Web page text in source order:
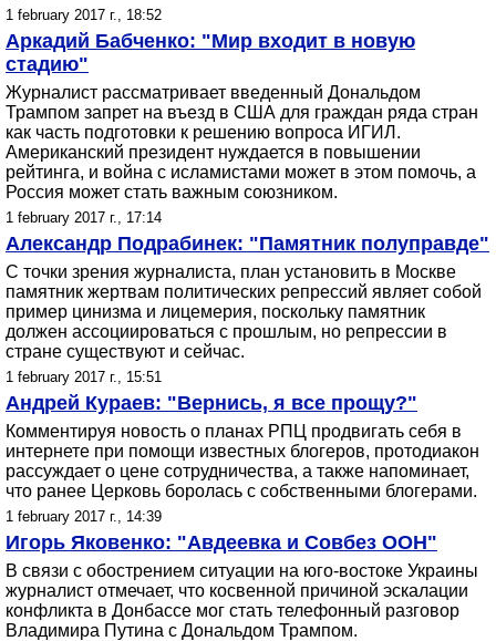
1 february 2017 г., 18:52
Аркадий Бабченко: "Мир входит в новую
стадию"
Журналист рассматривает введенный Дональдом
Трампом запрет на въезд в США для граждан ряда стран
как часть подготовки к решению вопроса ИГИЛ.
Американский президент нуждается в повышении
рейтинга, и война с исламистами может в этом помочь, а
Россия может стать важным союзником.
1 february 2017 г., 17:14
Александр Подрабинек: "Памятник полуправде"
С точки зрения журналиста, план установить в Москве
памятник жертвам политических репрессий являет собой
пример цинизма и лицемерия, поскольку памятник
должен ассоциироваться с прошлым, но репрессии в
стране существуют и сейчас.
1 february 2017 г., 15:51
Андрей Кураев: "Вернись, я все прощу?"
Комментируя новость о планах РПЦ продвигать себя в
интернете при помощи известных блогеров, протодиакон
рассуждает о цене сотрудничества, а также напоминает,
что ранее Церковь боролась с собственными блогерами.
1 february 2017 г., 14:39
Игорь Яковенко: "Авдеевка и Совбез ООН"
В связи с обострением ситуации на юго-востоке Украины
журналист отмечает, что косвенной причиной эскалации
конфликта в Донбассе мог стать телефонный разговор
Владимира Путина с Дональдом Трампом.